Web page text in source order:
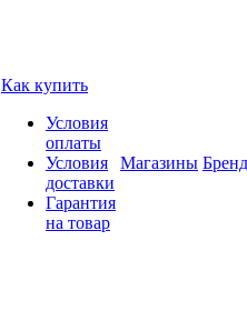
Как купить
Условия
оплаты
Условия
доставки
Гарантия
на товар
Магазины